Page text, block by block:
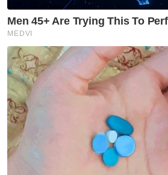
Semasa
guna nombor
palsu milik
Semasa
Seorang rakyat
rakan parah